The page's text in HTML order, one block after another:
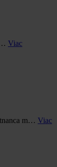
Viac
m… Viac